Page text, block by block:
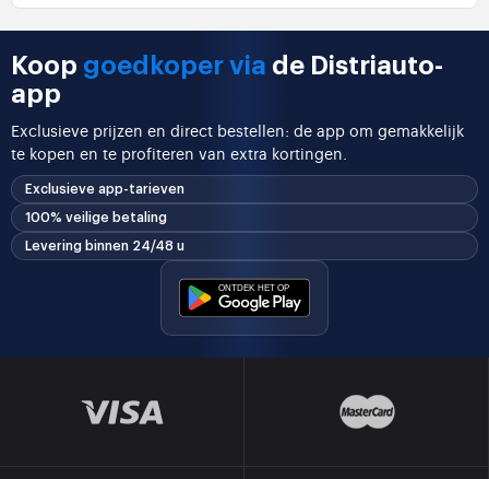
Koop goedkoper via de Distriauto-
app
Exclusieve prijzen en direct bestellen: de app om gemakkelijk
te kopen en te profiteren van extra kortingen.
Exclusieve app-tarieven
100% veilige betaling
Levering binnen 24/48 u